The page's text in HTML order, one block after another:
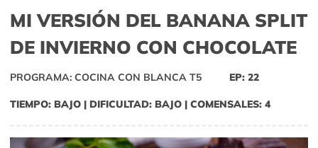
MI VERSIÓN DEL BANANA SPLIT
DE INVIERNO CON CHOCOLATE
PROGRAMA: COCINA CON BLANCA T5 EP: 22
TIEMPO: BAJO | DIFICULTAD: BAJO | COMENSALES: 4